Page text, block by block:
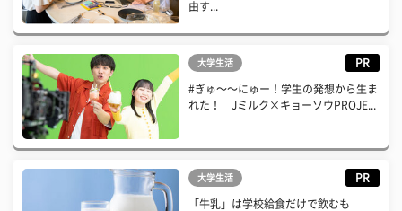
由す...
大学生活 PR
#ぎゅ〜〜にゅー！学生の発想から生ま
れた！ Jミルク×キョーソウPROJE...
大学生活 PR
「牛乳」は学校給食だけで飲むも